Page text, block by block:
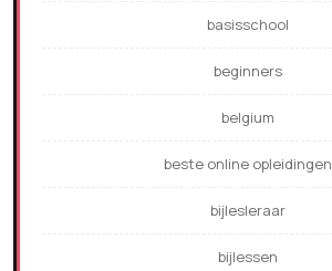
basisschool
beginners
belgium
beste online opleidingen
bijlesleraar
bijlessen